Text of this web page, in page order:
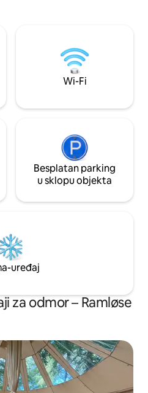
pumpa,
Svaki se prostor
profesionalno
standardom
obuhvaća 80
Wi-Fi
Besplatan parking
u sklopu objekta
uređaj
za odmor – Ramløse
oznakom „Odabrali gosti”